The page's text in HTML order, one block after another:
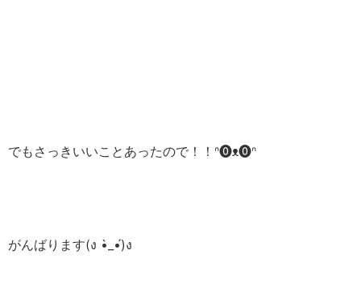
でもさっきいいことあったので！！ᐢ⓿ᴥ⓿ᐢ
がんばります(ง •̀_•́)ง